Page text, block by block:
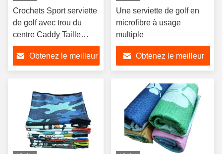
Crochets Sport serviette
de golf avec trou du
centre Caddy Taille
serviette de golf en
microfibre
Obtenez le meilleur
Une serviette de golf en
microfibre à usage
multiple
Obtenez le meilleur